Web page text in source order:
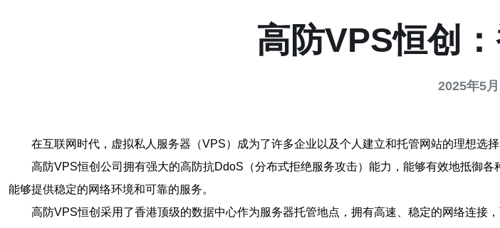
高防VPS恒创
2025年5月
在互联网时代，虚拟私人服务器（VPS）成为了许多企业以及个人建立和托管网站的理想选
高防VPS恒创公司拥有强大的高防抗DdoS（分布式拒绝服务攻击）能力，能够有效地抵御
能够提供稳定的网络环境和可靠的服务。
高防VPS恒创采用了香港顶级的数据中心作为服务器托管地点，拥有高速、稳定的网络连接